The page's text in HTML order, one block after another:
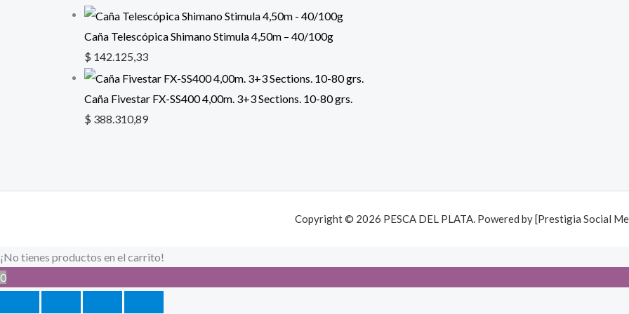
Caña Telescópica Shimano Stimula 4,50m – 40/100g
$ 142.125,33
Caña Fivestar FX-SS400 4,00m. 3+3 Sections. 10-80 grs.
$ 388.310,89
Copyright © 2026 PESCA DEL PLATA. Powered by [Prestigia Social
¡No tienes productos en el carrito!
0